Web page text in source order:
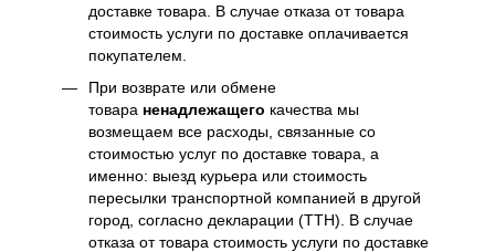
доставке товара. В случае отказа от товара
стоимость услуги по доставке оплачивается
покупателем.
При возврате или обмене
товара ненадлежащего качества мы
возмещаем все расходы, связанные со
стоимостью услуг по доставке товара, а
именно: выезд курьера или стоимость
пересылки транспортной компанией в другой
город, согласно декларации (ТТН). В случае
отказа от товара стоимость услуги по доставке